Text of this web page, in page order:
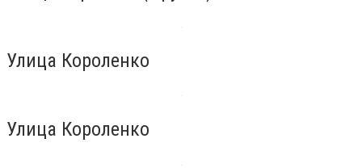
Улица Короленко
Улица Короленко